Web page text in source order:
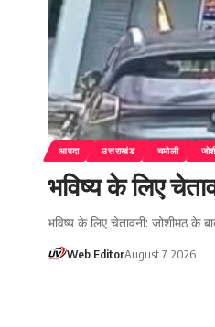
आपदा उत्तराखंड चमोली
भविष्य के लिए
भविष्य के लिए चेतावनी: जोशीमठ के
Web EditorAugust 7, 2026